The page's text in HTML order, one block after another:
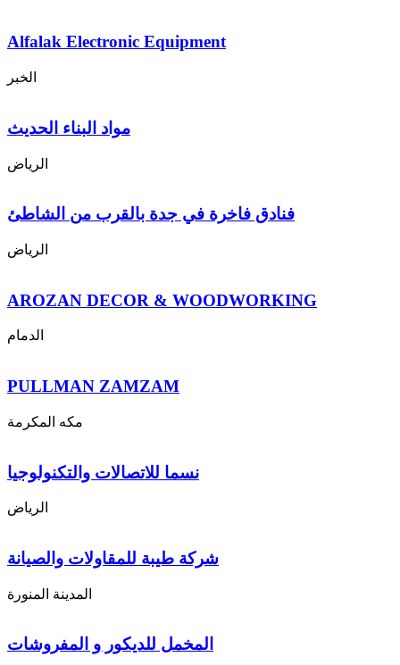
Alfalak Electronic Equipment
الخبر
مواد البناء الحديث
الرياض
فنادق فاخرة في جدة بالقرب من الشاطئ
الرياض
AROZAN DECOR & WOODWORKING
الدمام
PULLMAN ZAMZAM
مكه المكرمة
نسما للاتصالات والتكنولوجيا
الرياض
شركة طيبة للمقاولات والصيانة
المدينة المنورة
المخمل للديكور و المفروشات